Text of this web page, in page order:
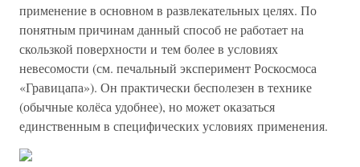
применение в основном в развлекательных целях. По
понятным причинам данный способ не работает на
скользкой поверхности и тем более в условиях
невесомости (см. печальный эксперимент Роскосмоса
«Гравицапа»). Он практически бесполезен в технике
(обычные колёса удобнее), но может оказаться
единственным в специфических условиях применения.